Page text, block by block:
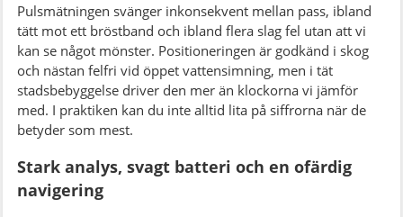
Pulsmätningen svänger inkonsekvent mellan pass, ibland
tätt mot ett bröstband och ibland flera slag fel utan att vi
kan se något mönster. Positioneringen är godkänd i skog
och nästan felfri vid öppet vattensimning, men i tät
stadsbebyggelse driver den mer än klockorna vi jämför
med. I praktiken kan du inte alltid lita på siffrorna när de
betyder som mest.
Stark analys, svagt batteri och en ofärdig
navigering